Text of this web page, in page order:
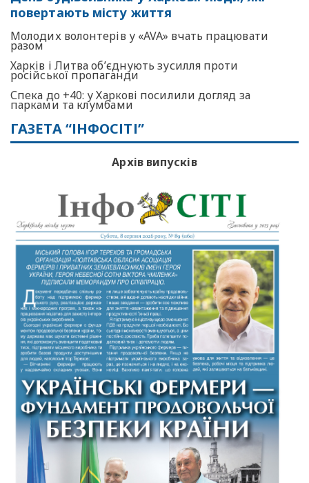
повертають місту життя
Молодих волонтерів у «AVA» вчать працювати
разом
Харків і Литва об’єднують зусилля проти
російської пропаганди
Спека до +40: у Харкові посилили догляд за
парками та клумбами
ГАЗЕТА “ІНФОСІТІ”
Архів випусків